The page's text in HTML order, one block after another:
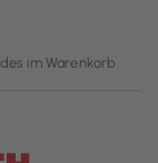
im Warenkorb